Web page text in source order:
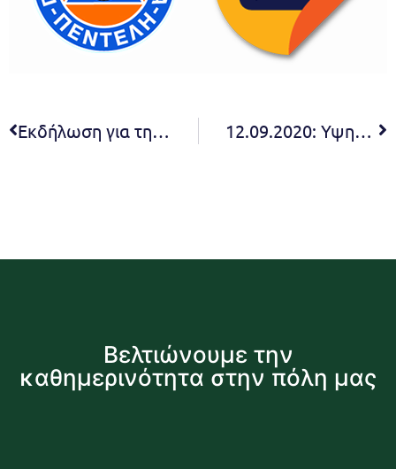
Εκδήλωση για την «Ημέρα Εθνικής Μνήμης για την Γενοκτονία των Ελλήνων της Μικράς Ασίας από το Τουρκικό Κράτος» – Κυριακή 13/9 – 10:00 π.μ. 12.09.2020: Υψηλός Κίνδυνος
Βελτιώνουμε την
καθημερινότητα στην πόλη μας